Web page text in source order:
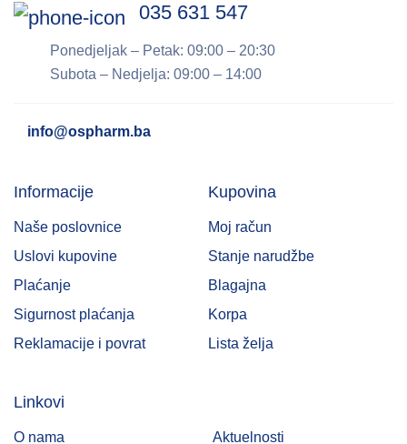
035 631 547
Ponedjeljak – Petak: 09:00 – 20:30
Subota – Nedjelja: 09:00 – 14:00
info@ospharm.ba
Informacije
Naše poslovnice
Uslovi kupovine
Plaćanje
Sigurnost plaćanja
Reklamacije i povrat
Kupovina
Moj račun
Stanje narudžbe
Blagajna
Korpa
Lista želja
Linkovi
O nama Aktuelnosti